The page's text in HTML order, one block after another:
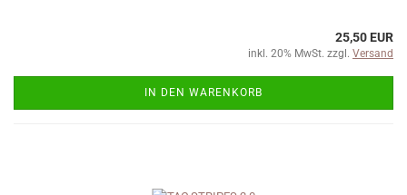
25,50 EUR
inkl. 20% MwSt. zzgl. Versand
IN DEN WARENKORB